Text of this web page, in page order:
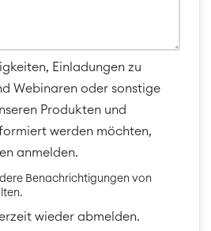
Einladungen zu
Webinaren oder sonstige
Produkten und
werden möchten,
anmelden.
Benachrichtigungen von
wieder abmelden.